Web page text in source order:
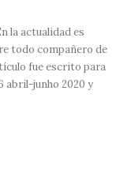
la actualidad es
todo compañero de
fue escrito para
abril-junho 2020 y